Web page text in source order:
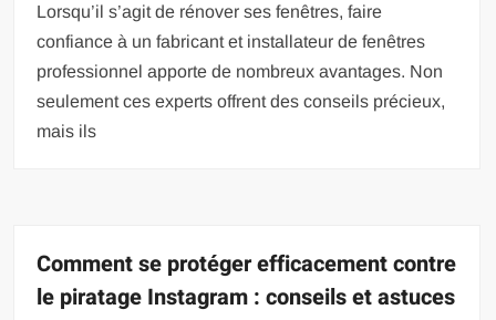
Lorsqu’il s’agit de rénover ses fenêtres, faire
confiance à un fabricant et installateur de fenêtres
professionnel apporte de nombreux avantages. Non
seulement ces experts offrent des conseils précieux,
mais ils
Comment se protéger efficacement contre
le piratage Instagram : conseils et astuces